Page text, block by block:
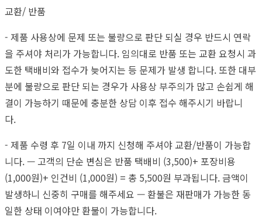
교환/ 반품
- 제품 사용상에 문제 또는 불량으로 판단 되실 경우 반드시 연락
을 주셔야 처리가 가능합니다. 임의대로 반품 또는 교환 요청시 과
도한 택배비와 접수가 늦어지는 등 문제가 발생 합니다. 또한 대부
분에 불량으로 판단 되는 경우가 사용상 부주의가 많고 손쉽게 해
결이 가능하기 때문에 충분한 상담 이후 접수 해주시기 바랍니
다.
- 제품 수령 후 7일 이내 까지 신청해 주셔야 교환/반품이 가능합
니다. — 고객의 단순 변심은 반품 택배비 (3,500)+ 포장비용
(1,000원)+ 인건비 (1,000원) = 총 5,500원 부과됩니다. 금액이
발생하니 신중히 구매를 해주세요 — 환불은 재판매가 가능한 동
일한 상태 이여야만 환불이 가능합니다.